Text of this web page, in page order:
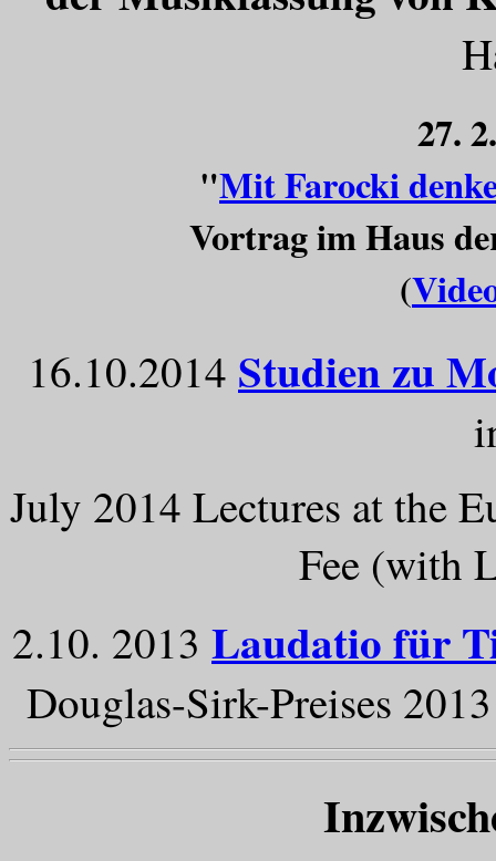
27.
"Mit Farocki
Vortrag im Haus
(
16.10.2014 Studien zu
July 2014 Lectures at the
Fee (with
2.10. 2013 Laudatio für
Douglas-Sirk-Preises